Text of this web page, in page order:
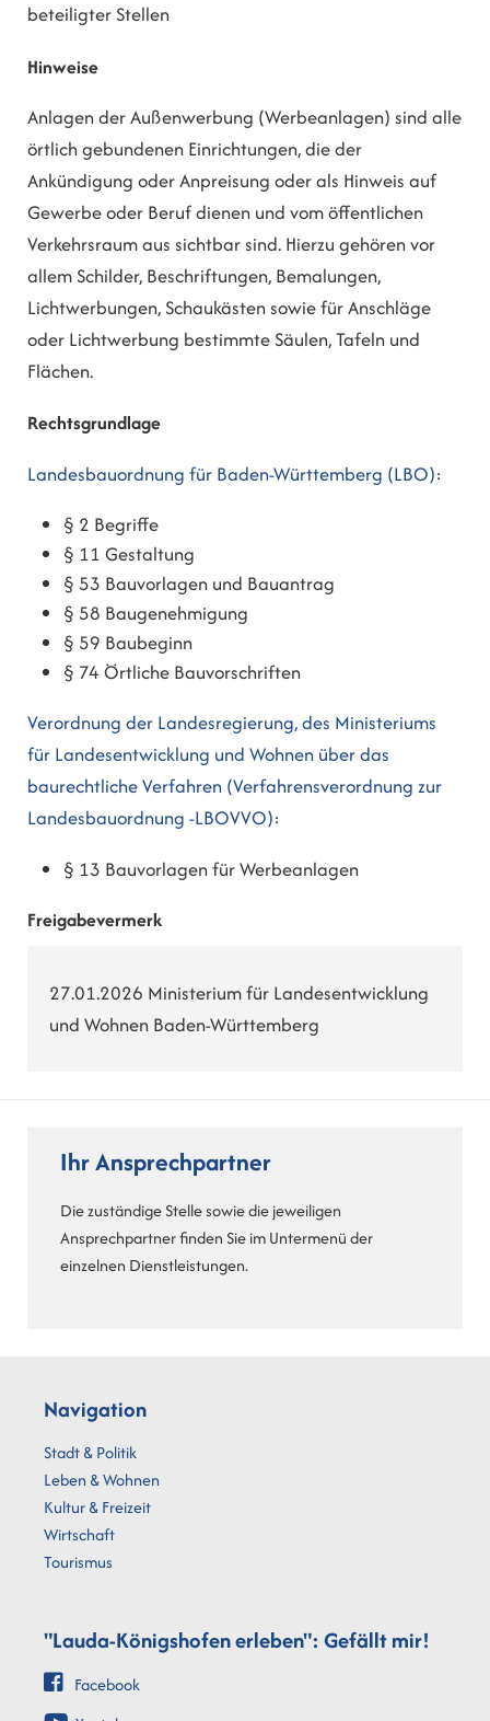
beteiligter Stellen
Hinweise
Anlagen der Außenwerbung (Werbeanlagen) sind alle
örtlich gebundenen Einrichtungen, die der
Ankündigung oder Anpreisung oder als Hinweis auf
Gewerbe oder Beruf dienen und vom öffentlichen
Verkehrsraum aus sichtbar sind. Hierzu gehören vor
allem Schilder, Beschriftungen, Bemalungen,
Lichtwerbungen, Schaukästen sowie für Anschläge
oder Lichtwerbung bestimmte Säulen, Tafeln und
Flächen.
Rechtsgrundlage
Landesbauordnung für Baden-Württemberg (LBO):
§ 2 Begriffe
§ 11 Gestaltung
§ 53 Bauvorlagen und Bauantrag
§ 58 Baugenehmigung
§ 59 Baubeginn
§ 74 Örtliche Bauvorschriften
Verordnung der Landesregierung, des Ministeriums
für Landesentwicklung und Wohnen über das
baurechtliche Verfahren (Verfahrensverordnung zur
Landesbauordnung -LBOVVO):
§ 13 Bauvorlagen für Werbeanlagen
Freigabevermerk
27.01.2026 Ministerium für Landesentwicklung
und Wohnen Baden-Württemberg
Ihr Ansprechpartner
Die zuständige Stelle sowie die jeweiligen
Ansprechpartner finden Sie im Untermenü der
einzelnen Dienstleistungen.
Navigation
Stadt & Politik
Leben & Wohnen
Kultur & Freizeit
Wirtschaft
Tourismus
"Lauda-Königshofen erleben": Gefällt mir!
Facebook